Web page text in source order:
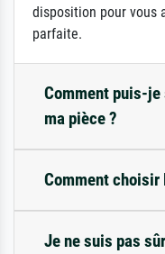
disposition pour vous
parfaite.
Comment puis-
ma pièce ?
Comment choisir
Je ne suis pas